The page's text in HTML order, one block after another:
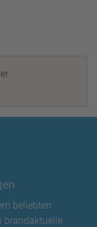
beliebten
brandaktuelle